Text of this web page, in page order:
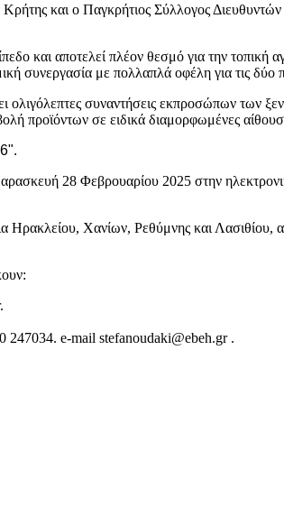
και ο Παγκρήτιος Σύλλογος
και αποτελεί πλέον θεσμό για την τοπική
συνεργασία με πολλαπλά οφέλη για τις δύο
συναντήσεις εκπροσώπων των
προϊόντων σε ειδικά διαμορφωμένες
28 Φεβρουαρίου 2025 στην
Ηρακλείου, Χανίων, Ρεθύμνης και
247034. e-mail stefanoudaki@ebeh.gr .